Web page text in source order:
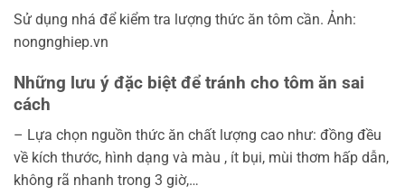
Sử dụng nhá để kiểm tra lượng thức ăn tôm cần. Ảnh:
nongnghiep.vn
Những lưu ý đặc biệt để tránh cho tôm ăn sai
cách
– Lựa chọn nguồn thức ăn chất lượng cao như: đồng đều
về kích thước, hình dạng và màu , ít bụi, mùi thơm hấp dẫn,
không rã nhanh trong 3 giờ,…